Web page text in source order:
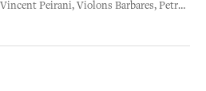
Vincent Peirani, Violons Barbares, Petra Magoni & Ferruccio Spinetti